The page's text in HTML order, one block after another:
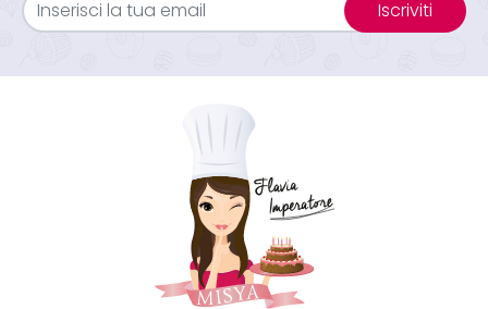
Iscriviti